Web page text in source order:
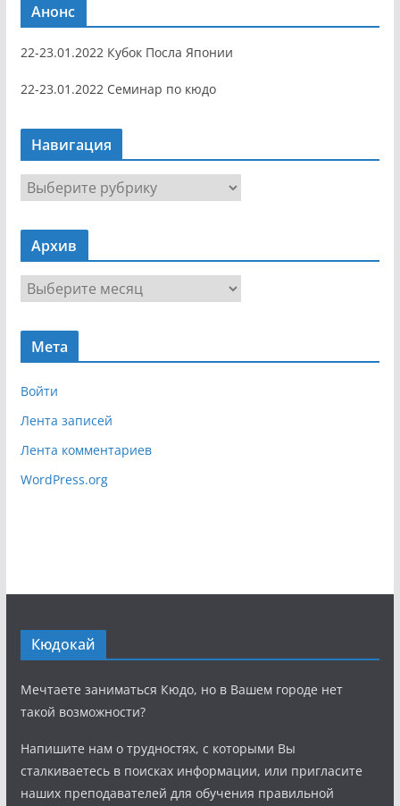
Анонс
22-23.01.2022 Кубок Посла Японии
22-23.01.2022 Семинар по кюдо
Навигация
Н
а
в
г
я
Архив
р
х
Мета
Войти
Лента записей
Лента комментариев
WordPress.org
Кюдокай
Мечтаете заниматься Кюдо, но в Вашем городе нет
такой возможности?
Напишите нам о трудностях, с которыми Вы
сталкиваетесь в поисках информации, или пригласите
наших преподавателей для обучения правильной